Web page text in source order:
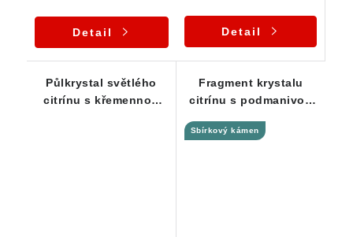
Detail Detail
Půlkrystal světlého
citrínu s křemennou
Fragment krystalu
citrínu s podmanivou
vysokou čistotou
Sbírkový kámen